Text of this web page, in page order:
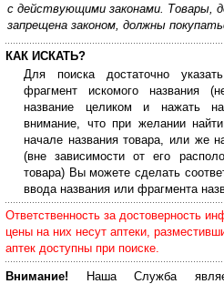
с действующими законами. Товары,
запрещена законом, должны
КАК ИСКАТЬ?
Для поиска достаточно
фрагмент искомого названия
название целиком и нажать
внимание, что при желании
начале названия товара, или же
(вне зависимости от его
товара) Вы можете сделать
ввода названия или фрагмента
Ответственность за достоверность
цены на них несут аптеки,
аптек доступны при поиске.
Внимание! Наша Служба